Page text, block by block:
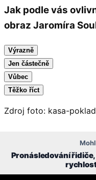
Jak podle vás
obraz Jaromíra
Výrazně
Jen částečně
Vůbec
Těžko říct
Zdroj foto: kasa-
Pronásledování